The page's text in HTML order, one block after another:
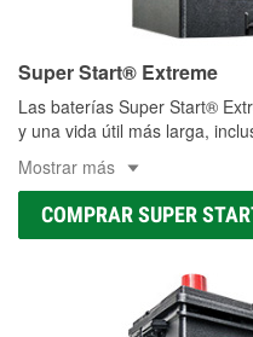
Super Start® Extreme
Las baterías Super Start®
y una vida útil más larga,
Mostrar más
COMPRAR SUPER